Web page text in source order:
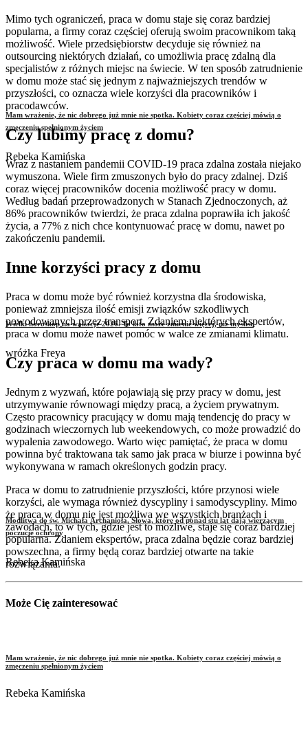
Mam wrażenie, że nic dobrego już mnie nie spotka. Kobiety coraz częściej mówią o
zmęczeniu spełnionym życiem
Rebeka Kamińska
Wielki horoskop na wakacje 2026. To lato może zmienić więcej, niż myślisz
wróżka Freya
Modlitwa do św. Michała Archanioła. Słowa, które od ponad stu lat dają wierzącym
poczucie ochrony
Rebeka Kamińska
Mimo tych ograniczeń, praca w domu staje się coraz bardziej
popularna, a firmy coraz częściej oferują swoim pracownikom taką
możliwość. Wiele przedsiębiorstw decyduje się również na
outsourcing niektórych działań, co umożliwia pracę zdalną dla
specjalistów z różnych miejsc na świecie. W ten sposób zatrudnienie
w domu może stać się jednym z najważniejszych trendów w
przyszłości, co oznacza wiele korzyści dla pracowników i
pracodawców.
Czy lubimy pracę z domu?
Wraz z nastaniem pandemii COVID-19 praca zdalna została niejako
wymuszona. Wiele firm zmuszonych było do pracy zdalnej. Dziś
coraz więcej pracowników docenia możliwość pracy w domu.
Według badań przeprowadzonych w Stanach Zjednoczonych, aż
86% pracowników twierdzi, że praca zdalna poprawiła ich jakość
życia, a 77% z nich chce kontynuować pracę w domu, nawet po
zakończeniu pandemii.
Inne korzyści pracy z domu
Praca w domu może być również korzystna dla środowiska,
ponieważ zmniejsza ilość emisji związków szkodliwych
powodowanych przez transport. Zdaniem niektórych ekspertów,
praca w domu może nawet pomóc w walce ze zmianami klimatu.
Czy praca w domu ma wady?
Jednym z wyzwań, które pojawiają się przy pracy w domu, jest
utrzymywanie równowagi między pracą, a życiem prywatnym.
Często pracownicy pracujący w domu mają tendencję do pracy w
godzinach wieczornych lub weekendowych, co może prowadzić do
wypalenia zawodowego. Warto więc pamiętać, że praca w domu
powinna być traktowana tak samo jak praca w biurze i powinna być
wykonywana w ramach określonych godzin pracy.
Praca w domu to zatrudnienie przyszłości, które przynosi wiele
korzyści, ale wymaga również dyscypliny i samodyscypliny. Mimo
że praca w domu nie jest możliwa we wszystkich branżach i
zawodach, to w tych, gdzie jest to możliwe, staje się coraz bardziej
popularna. Zdaniem ekspertów, praca zdalna będzie coraz bardziej
powszechna, a firmy będą coraz bardziej otwarte na takie
rozwiązania.
Może Cię zainteresować
Mam wrażenie, że nic dobrego już mnie nie spotka. Kobiety coraz częściej mówią o
zmęczeniu spełnionym życiem
Rebeka Kamińska